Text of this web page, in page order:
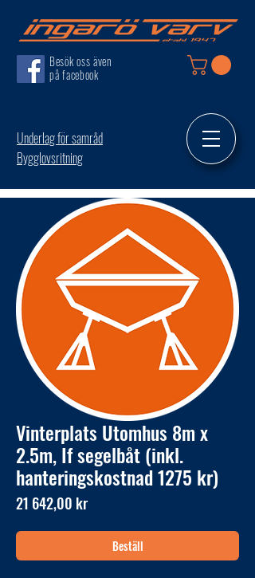
Besök oss även
på facebook
Underlag för samråd
Bygglovsritning
Vinterplats Utomhus 8m x
2.5m, If segelbåt (inkl.
hanteringskostnad 1275 kr)
21 642,00 krPris
Beställ